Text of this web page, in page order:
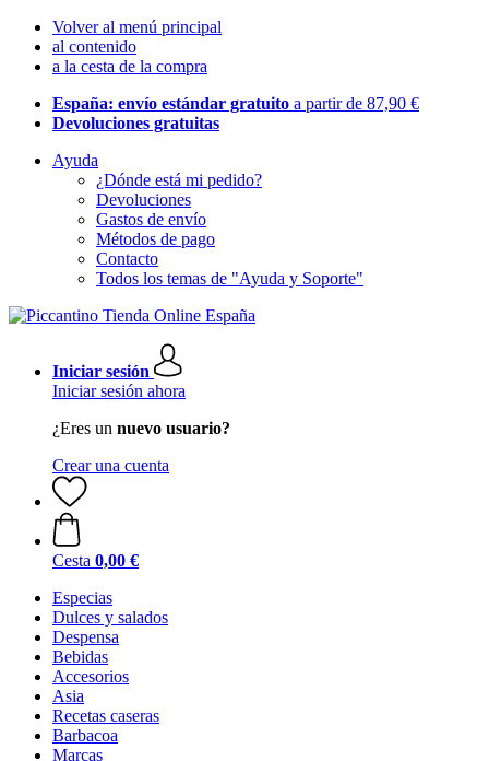
Volver al menú principal
al contenido
a la cesta de la compra
España: envío estándar gratuito a partir de 87,90 €
Devoluciones gratuitas
Ayuda
¿Dónde está mi pedido?
Devoluciones
Gastos de envío
Métodos de pago
Contacto
Todos los temas de "Ayuda y Soporte"
Iniciar sesión
Iniciar sesión ahora
¿Eres un nuevo usuario?
Crear una cuenta
Cesta 0,00 €
Especias
Dulces y salados
Despensa
Bebidas
Accesorios
Asia
Recetas caseras
Barbacoa
Marcas